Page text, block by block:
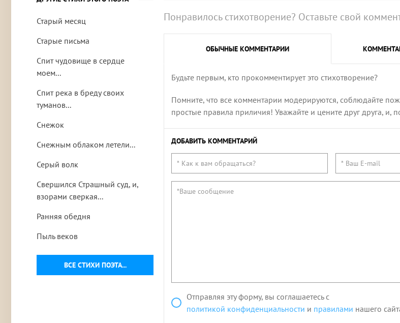
ВСЕ СТИХИ ПОЭТА...
Старый месяц
Старые письма
Спит чудовище в сердце
моем...
Спит река в бреду своих
туманов...
Снежок
Снежным облаком летели...
Серый волк
Свершился Страшный суд, и,
взорами сверкая...
Ранняя обедня
Пыль веков
Понравилось стихотворение? Оставьте свой
ОБЫЧНЫЕ КОММЕНТАРИИ
Будьте первым, кто прокомментирует это стихотворение?
Помните, что все комментарии модерируются, соблюдайте
простые правила приличия! Уважайте и цените друг друга, и,
ДОБАВИТЬ КОММЕНТАРИЙ
Отправляя эту форму, вы соглашаетесь с
политикой конфиденциальности и правилами нашего